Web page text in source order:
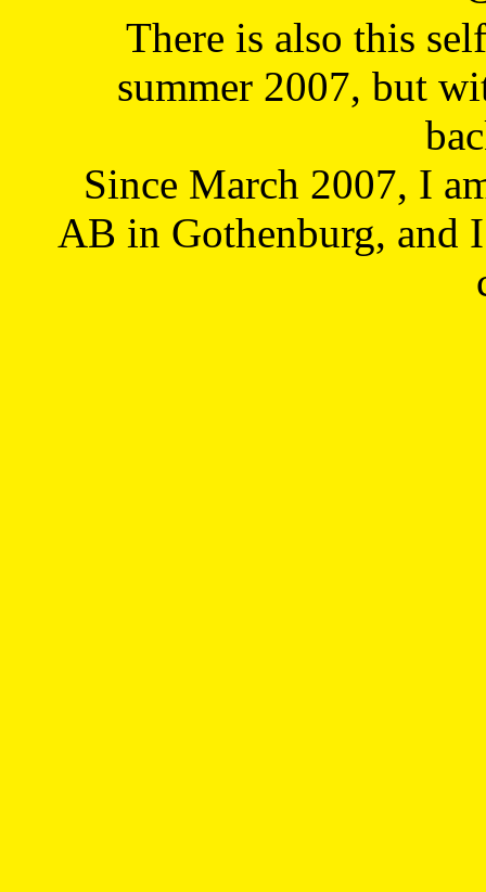
There is also this
summer 2007, but
Since March 2007, I
AB in Gothenburg, and